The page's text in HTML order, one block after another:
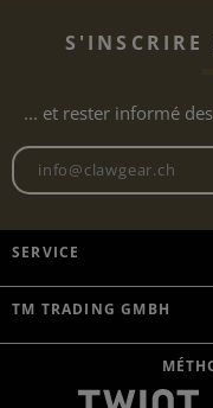
S'INSCRIRE
... et rester informé
SERVICE
TM TRADING GMBH